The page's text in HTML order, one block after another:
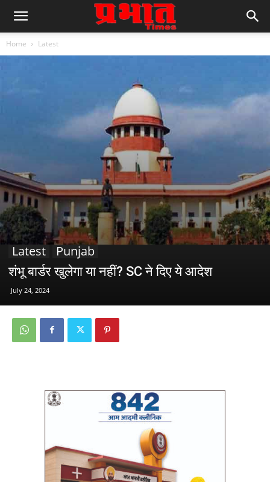
Home Latest
Latest Punjab
शंभू बार्डर खुलेगा या नहीं? SC ने दिए ये आदेश
July 24, 2024